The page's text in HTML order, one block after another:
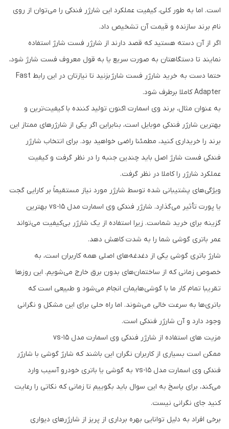
است. اما به طور کلی، کیفیت عملکرد این شارژر فندکی را می‌توان از روی
نام برند سازنده و قیمت آن تشخیص داد.
اگر از آن دسته هستید که قصد دارند از شارژر فست شارژ استفاده
نمایند تا دستگاهتان به صورت سریع یا به قول معروف فست شارژ شود،
حتما دست به خرید شارژر فست شارژ بزنید تا نیازتان در این رابط Fast
Adapter کاملا برطرف شود.
به عنوان مثال، برند وی اسمارت اکنون تولید کننده با کیفیت‌ترین و
بهترین شارژر فندکی موبایل است، بنابراین اگر یکی از شارژرهای ممتاز این
برند را خریداری کنید، مطمئنا راضی خواهید بود. برای انتخاب شارژر
فندکی فست شارژ اصل باید چندین جنبه را در نظر گرفت و کیفیت
عملکرد شارژر را کاملا در نظر گرفت.
ویژگی‌های پشتیبانی شده توسط شارژر مورد نیاز مستقیماً بر کارایی گجت
یا پورت تأثیر می‌گذارد. شارژر فندکی وی اسمارت مدل vs-15 بهترین
گزینه برای خرید شماست. زیرا استفاده از یک شارژر بی‌کیفیت می‌تواند
عمر باتری گوشی شما را به شدت کاهش دهد.
شارژ باتری گوشی یکی از دغدغه‌های اصلی همه کاربران است، به
خصوص زمانی که از ساختمان‌های بدون برق خارج می‌شویم. این روزها
تقریبا تمام کار ما با گوشی‌هایمان انجام می‌شود و طبیعی است که
باتری‌ها به سرعت خالی می‌شوند. اما راه حلی برای این مشکل و نگرانی
وجود دارد و آن شارژر فندکی است.
مزیت های استفاده از شارژر فندکی وی اسمارت مدل vs-15
ممکن است بسیاری از کاربران نگران این باشند که شارژ گوشی با شارژر
فندکی وی اسمارت مدل vs-15 به گوشی یا باتری خودرو آسیب وارد
می‌کند، برای پاسخ به این سوال باید بگوییم تا زمانی که نکاتی را رعایت
کنید جای نگرانی نیست.
برخی افراد به دلیل توانایی بهره برداری از پریز از شارژرهای دیواری